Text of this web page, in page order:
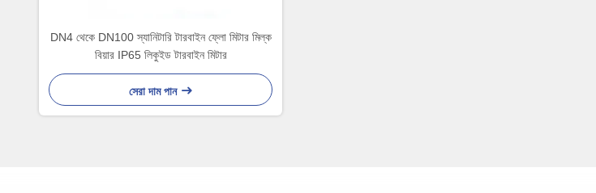
DN4 থেকে DN100 স্যানিটারি টারবাইন ফ্লো মিটার মিল্ক
বিয়ার IP65 লিকুইড টারবাইন মিটার
সেরা দাম পান